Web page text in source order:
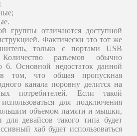
группы отличаются доступной
Фактически это тот же
только с портами USB
разъемов обычно
6. Основной недостаток данной
том, что общая пропускная
канала поровну делится на
потребителей. Если такой
для подключения
объемом памяти и мышки,
девайсов такого типа будет
хаб будет использоваться